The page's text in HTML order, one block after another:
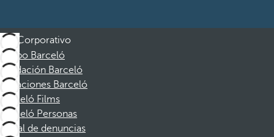
Corporativo
Grupo Barceló
Fundación Barceló
Vacaciones Barceló
Barceló Films
Barceló Personas
Canal de denuncias